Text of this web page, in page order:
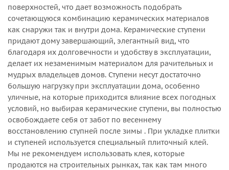
поверхностей, что дает возможность подобрать
сочетающуюся комбинацию керамических материалов
как снаружи так и внутри дома. Керамические ступени
придают дому завершающий, элегантный вид, что
благодаря их долговечности и удобству в эксплуатации,
делает их незаменимым материалом для рачительных и
мудрых владельцев домов. Ступени несут достаточно
большую нагрузку при эксплуатации дома, особенно
уличные, на которые приходится влияние всех погодных
условий, но выбирая керамические ступени, вы полностью
освобождаете себя от забот по весеннему
восстановлению ступней после зимы . При укладке плитки
и ступеней используется специальный плиточный клей.
Мы не рекомендуем использовать клея, которые
продаются на строительных рынках, так как там много